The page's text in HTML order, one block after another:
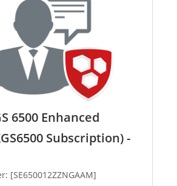
6500 Enhanced
Subscription) -
[SE650012ZZNGAAM]